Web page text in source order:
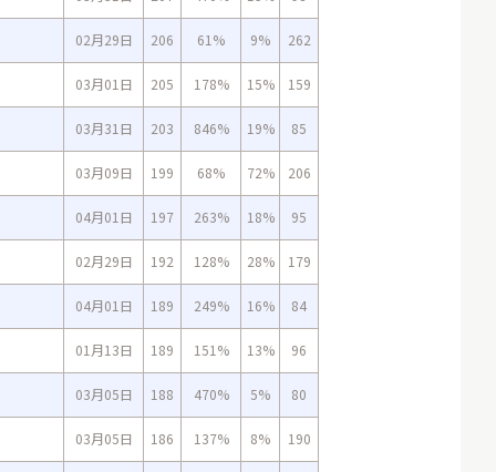
02月29日 206 61% 9% 262
03月01日 205 178% 15% 159
03月31日 203 846% 19% 85
03月09日 199 68% 72% 206
04月01日 197 263% 18% 95
02月29日 192 128% 28% 179
04月01日 189 249% 16% 84
01月13日 189 151% 13% 96
03月05日 188 470% 5% 80
03月05日 186 137% 8% 190